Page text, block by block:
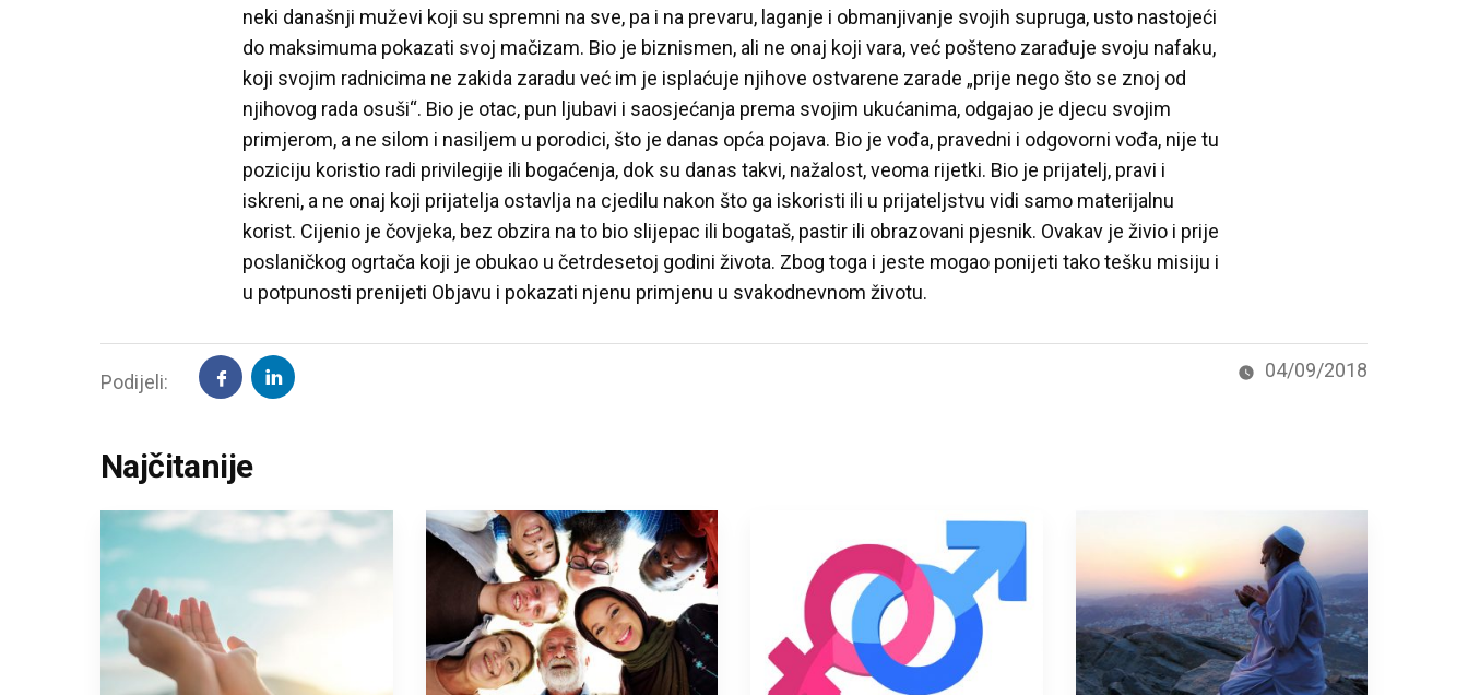
neki današnji muževi koji su spremni na sve, pa i na prevaru, laganje i obmanjivanje svojih supruga, usto nastojeći
do maksimuma pokazati svoj mačizam. Bio je biznismen, ali ne onaj koji vara, već pošteno zarađuje svoju nafaku,
koji svojim radnicima ne zakida zaradu već im je isplaćuje njihove ostvarene zarade „prije nego što se znoj od
njihovog rada osuši“. Bio je otac, pun ljubavi i saosjećanja prema svojim ukućanima, odgajao je djecu svojim
primjerom, a ne silom i nasiljem u porodici, što je danas opća pojava. Bio je vođa, pravedni i odgovorni vođa, nije tu
poziciju koristio radi privilegije ili bogaćenja, dok su danas takvi, nažalost, veoma rijetki. Bio je prijatelj, pravi i
iskreni, a ne onaj koji prijatelja ostavlja na cjedilu nakon što ga iskoristi ili u prijateljstvu vidi samo materijalnu
korist. Cijenio je čovjeka, bez obzira na to bio slijepac ili bogataš, pastir ili obrazovani pjesnik. Ovakav je živio i prije
poslaničkog ogrtača koji je obukao u četrdesetoj godini života. Zbog toga i jeste mogao ponijeti tako tešku misiju i
u potpunosti prenijeti Objavu i pokazati njenu primjenu u svakodnevnom životu.
Podijeli: 04/09/2018
Najčitanije